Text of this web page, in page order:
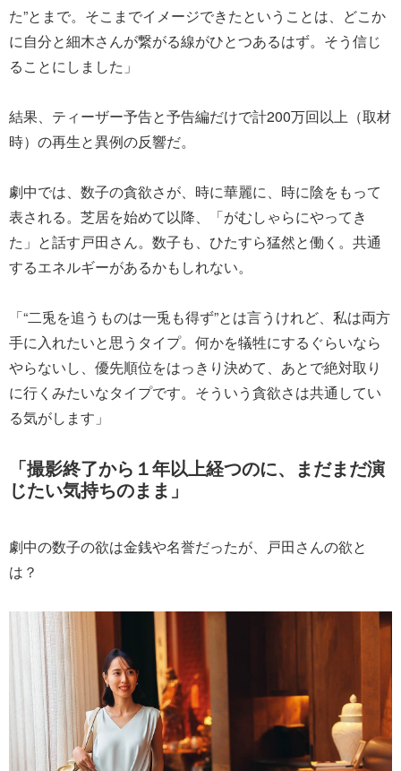
た”とまで。そこまでイメージできたということは、どこか
に自分と細木さんが繋がる線がひとつあるはず。そう信じ
ることにしました」
結果、ティーザー予告と予告編だけで計200万回以上（取材
時）の再生と異例の反響だ。
劇中では、数子の貪欲さが、時に華麗に、時に陰をもって
表される。芝居を始めて以降、「がむしゃらにやってき
た」と話す戸田さん。数子も、ひたすら猛然と働く。共通
するエネルギーがあるかもしれない。
「“二兎を追うものは一兎も得ず”とは言うけれど、私は両方
手に入れたいと思うタイプ。何かを犠牲にするぐらいなら
やらないし、優先順位をはっきり決めて、あとで絶対取り
に行くみたいなタイプです。そういう貪欲さは共通してい
る気がします」
「撮影終了から１年以上経つのに、まだまだ演
じたい気持ちのまま」
劇中の数子の欲は金銭や名誉だったが、戸田さんの欲と
は？